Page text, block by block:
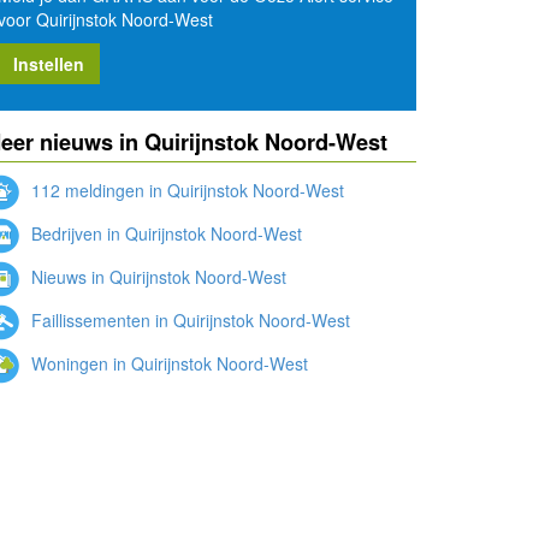
Quirijnstok Noord-West
Instellen
nieuws in Quirijnstok Noord-West
112 meldingen in Quirijnstok Noord-West
Bedrijven in Quirijnstok Noord-West
Nieuws in Quirijnstok Noord-West
Faillissementen in Quirijnstok Noord-West
Woningen in Quirijnstok Noord-West